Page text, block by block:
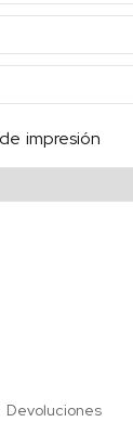
impresión
Devoluciones